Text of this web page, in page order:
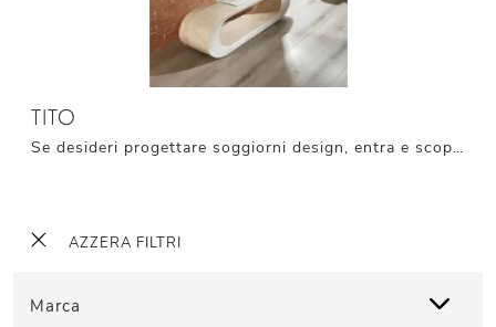
AZZERA FILTRI
Marca
TITO
Se desideri progettare soggiorni design, entra e scopri il mobile porta tv Tito della marca Stones, prodotto in materico